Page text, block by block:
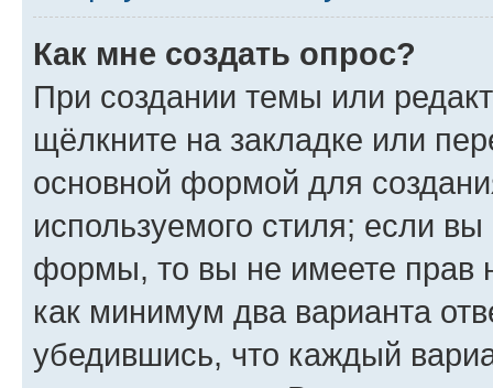
Как мне создать опрос?
При создании темы или
щёлкните на закладке или
основной формой для
используемого стиля; если
формы, то вы не имеете прав
как минимум два варианта
убедившись, что каждый